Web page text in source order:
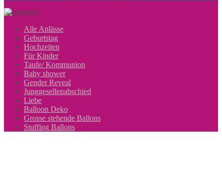
Alle Anlässe
Geburtstag
Hochzeiten
Für Kinder
Taufe/ Kommunion
Baby shower
Gender Reveal
Junggesellenabschied
Liebe
Balloon Deko
Grosse stehende Ballons
Stuffing Ballons